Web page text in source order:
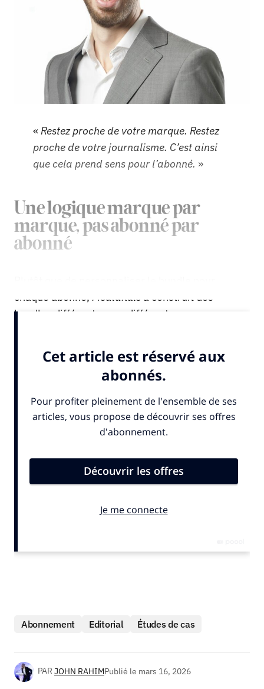
«Restez proche de votre marque. Restez
proche de votre journalisme. C’est ainsi
que cela prend sens pour l’abonné. »
Une logique marque par
marque, pas abonné par
abonné
chaque abonné, Mediahuis a construit des
bundles différents pour différentes marques :
Abonnement Editorial Études de cas
PAR JOHN RAHIMPublié le mars 16, 2026